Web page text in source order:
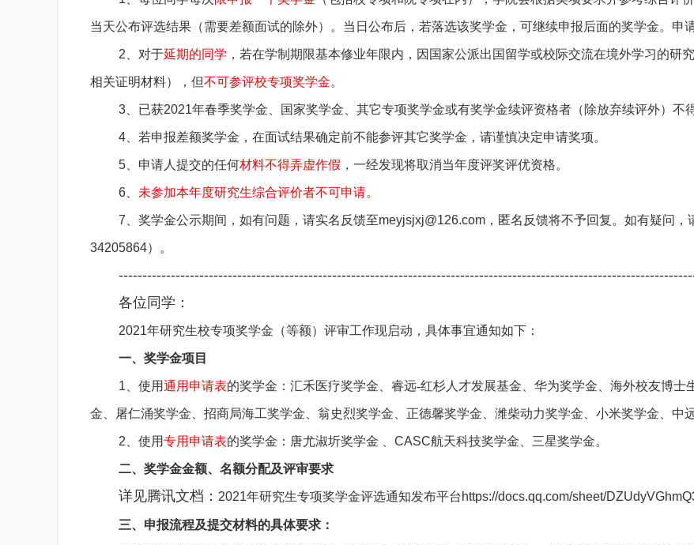
当天公布评选结果（需要差额面试的除外）。当日公布后，若落选该奖学金，可继续申报后面的奖学金。申
2、对于延期的同学 ，若在学制期限基本修业年限内，因国家公派出国留学或校际交流在境外学习的研
相关证明材料），但不可参评校专项奖学金。
3、已获2021年春季奖学金、国家奖学金、其它专项奖学金或有奖学金续评资格者（除放弃续评外）不
4、若申报差额奖学金，在面试结果确定前不能参评其它奖学金，请谨慎决定申请奖项。
5、申请人提交的任何材料不得弄虚作假 ，一经发现将取消当年度评奖评优资格。
6、 未参加本年度研究生综合评价者不可申请。
7、奖学金公示期间，如有问题，请实名反馈至meyjsjxj@126.com，匿名反馈将不予回复。 如有疑问，
34205864）。
各位同学：
2021年研究生校专项奖学金（等额）评审工作现启动，具体事宜通知如下：
一、奖学金项目
1、使用通用申请表的奖学金： 汇禾医疗奖学金、睿远-红杉人才发展基金、华为奖学金、海外校友博
金、屠仁涌奖学金、招商局海工奖学金、翁史烈奖学金、正德馨奖学金、潍柴动力奖学金、小米奖学金、中
2、使用专用申请表的奖学金：唐尤淑圻奖学金 、CASC航天科技奖学金、三星奖学金。
二、奖学金金额、名额分配及评审要求
详见腾讯文档： 2021年研究生专项奖学金评选通知发布平台https://docs.qq.com/sheet/
三、申报流程及提交材料的具体要求：